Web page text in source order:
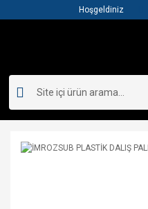
Hoşgeldiniz